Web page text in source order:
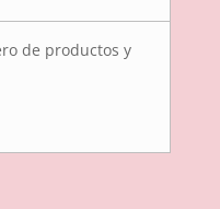
de productos y